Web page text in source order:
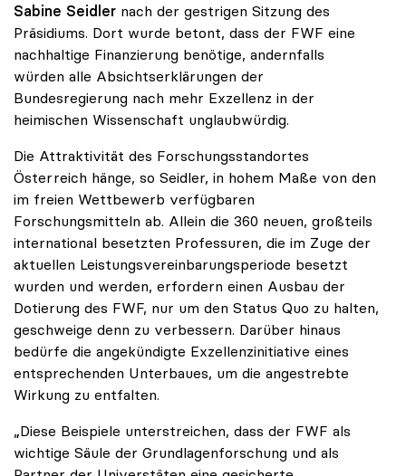
Sabine Seidler nach der gestrigen Sitzung des
Präsidiums. Dort wurde betont, dass der FWF eine
nachhaltige Finanzierung benötige, andernfalls
würden alle Absichtserklärungen der
Bundesregierung nach mehr Exzellenz in der
heimischen Wissenschaft unglaubwürdig.
Die Attraktivität des Forschungsstandortes
Österreich hänge, so Seidler, in hohem Maße von den
im freien Wettbewerb verfügbaren
Forschungsmitteln ab. Allein die 360 neuen, großteils
international besetzten Professuren, die im Zuge der
aktuellen Leistungsvereinbarungsperiode besetzt
wurden und werden, erfordern einen Ausbau der
Dotierung des FWF, nur um den Status Quo zu halten,
geschweige denn zu verbessern. Darüber hinaus
bedürfe die angekündigte Exzellenzinitiative eines
entsprechenden Unterbaues, um die angestrebte
Wirkung zu entfalten.
„Diese Beispiele unterstreichen, dass der FWF als
wichtige Säule der Grundlagenforschung und als